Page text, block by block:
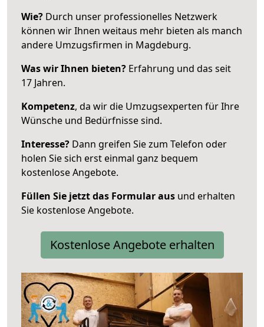
Wie? Durch unser professionelles Netzwerk
können wir Ihnen weitaus mehr bieten als manch
andere Umzugsfirmen in Magdeburg.
Was wir Ihnen bieten? Erfahrung und das seit
17 Jahren.
Kompetenz, da wir die Umzugsexperten für Ihre
Wünsche und Bedürfnisse sind.
Interesse? Dann greifen Sie zum Telefon oder
holen Sie sich erst einmal ganz bequem
kostenlose Angebote.
Füllen Sie jetzt das Formular aus und erhalten
Sie kostenlose Angebote.
Kostenlose Angebote erhalten